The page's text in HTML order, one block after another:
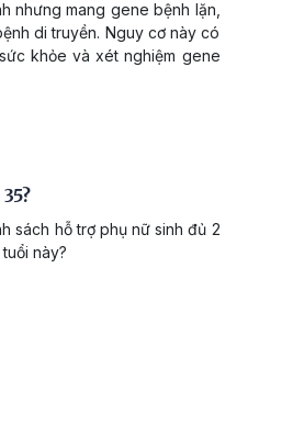
nhưng mang gene bệnh lặn,
di truyền. Nguy cơ này có
khỏe và xét nghiệm gene
sách hỗ trợ phụ nữ sinh đủ 2
này?